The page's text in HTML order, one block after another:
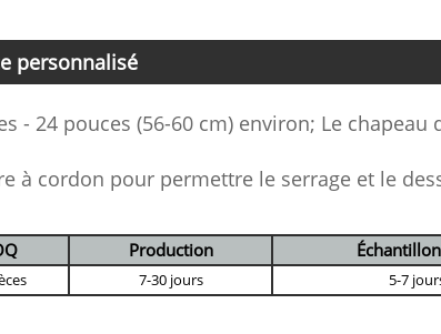
personnalisé
- 24 pouces (56-60 cm) environ; Le
à cordon pour permettre le serrage et le
Production
7-30 jours 5-7